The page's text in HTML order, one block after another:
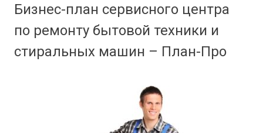
Бизнес-план сервисного центра
по ремонту бытовой техники и
стиральных машин – План-Про